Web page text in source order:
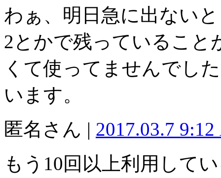
わぁ、明日急に出ない
2とかで残っていること
くて使ってませんでし
います。
匿名さん | 2017.03.7
もう10回以上利用して